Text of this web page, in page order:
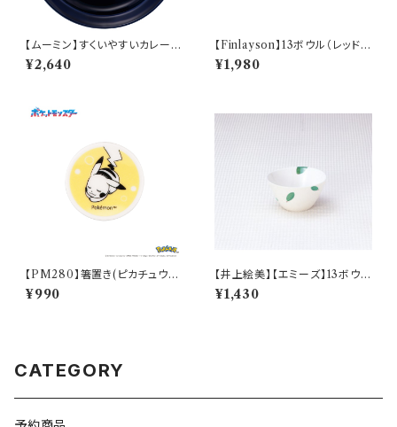
【ムーミン】すくいやすいカレー皿
（スナフキン）【MM9000】MM
9003-320
¥2,640
【Finlayson】13ボウル（レッド）
【コロナ】
¥1,980
【PM280】箸置き(ピカチュウ)
【Daily Sketch】PM284-402
¥990
【井上絵美】【エミーズ】13ボウル
【ベイリーフ】AM20-1-T24
¥1,430
CATEGORY